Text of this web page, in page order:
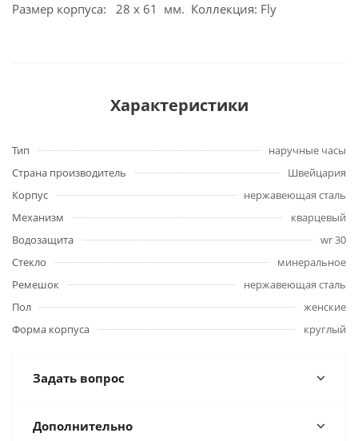
Размер корпуса: 28 x 61 мм. Коллекция: Fly
Характеристики
Тип
наручные часы
Страна производитель
Швейцария
Корпус
нержавеющая сталь
Механизм
кварцевый
Водозащита
wr 30
Стекло
минеральное
Ремешок
нержавеющая сталь
Пол
женские
Форма корпуса
круглый
Задать вопрос
Дополнительно